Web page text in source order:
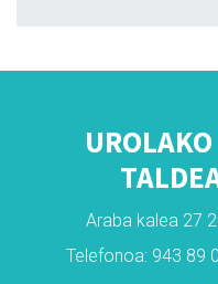
Araba kalea 27
Telefonoa: 943 89